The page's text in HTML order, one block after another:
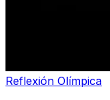
Reflexión Olímpica